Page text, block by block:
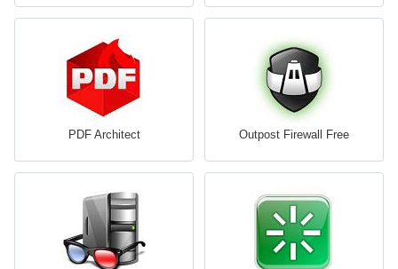
Outpost Firewall Free
PDF Architect